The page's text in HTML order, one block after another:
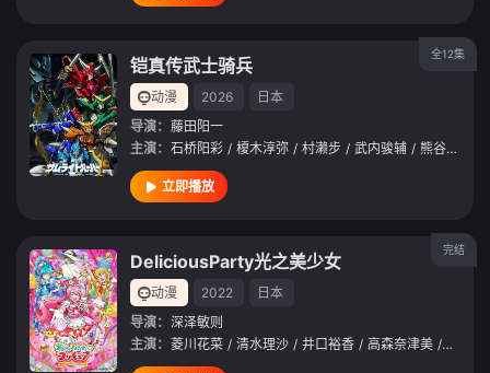
全12集
铠真传武士骑兵
动漫 2026
日本
导演： 藤田阳一
主演： 石桥阳彩 / 榎木淳弥 / 村濑步 / 武内骏辅 / 熊谷健太郎
立即播放
完结
DeliciousParty光之美少女
动漫 2022
日本
导演： 深泽敏则
主演： 菱川花菜 / 清水理沙 / 井口裕香 / 高森奈津美 / 日冈夏